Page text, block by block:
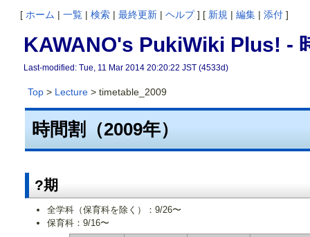
[ ホーム | 一覧 | 検索 | 最終更新 | ヘルプ] [ 新規 | 編集 | 添付 ]
KAWANO's PukiWiki Plus! -
Last-modified: Tue, 11 Mar 2014 20:20:22 JST (4533d)
Top> Lecture> timetable_2009
時間割（2009年）
?期
全学科（保育科を除く）：9/26〜
保育科：9/16〜